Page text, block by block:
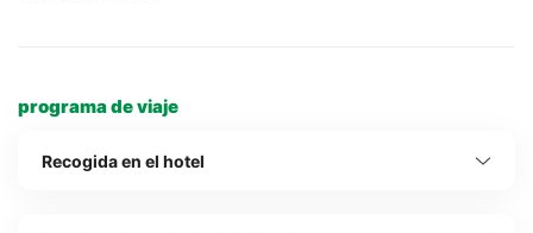
programa de viaje
Recogida en el hotel